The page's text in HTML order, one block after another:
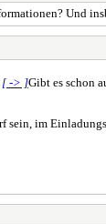
Und
[ -> ]Gibt es schon
sein, im